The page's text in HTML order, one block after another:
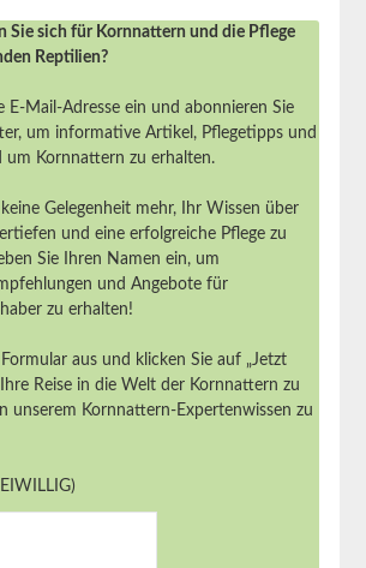
Sie sich für Kornnattern und die Pflege
Reptilien?
E-Mail-Adresse ein und abonnieren Sie
um informative Artikel, Pflegetipps und
um Kornnattern zu erhalten.
keine Gelegenheit mehr, Ihr Wissen über
und eine erfolgreiche Pflege zu
Sie Ihren Namen ein, um
und Angebote für
zu erhalten!
aus und klicken Sie auf „Jetzt
Reise in die Welt der Kornnattern zu
unserem Kornnattern-Expertenwissen zu